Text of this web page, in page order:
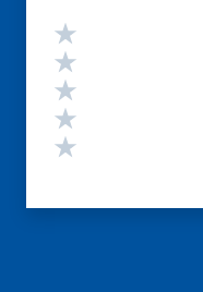
Valutazione